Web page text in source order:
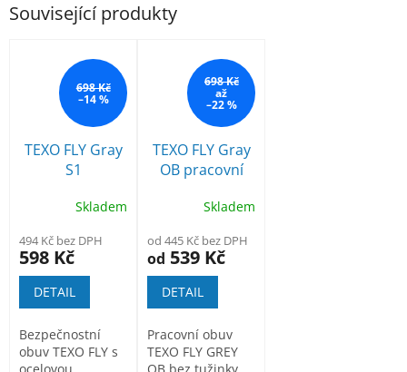
Související produkty
698 Kč
–14 %
TEXO FLY Gray
S1
polobotka
Skladem
494 Kč bez DPH
598 Kč
DETAIL
Bezpečnostní
obuv TEXO FLY s
ocelovou
698 Kč
až
–22 %
TEXO FLY Gray
OB pracovní
Skladem
od 445 Kč bez DPH
od 539 Kč
DETAIL
Pracovní obuv
TEXO FLY GREY
OB bez tužinky